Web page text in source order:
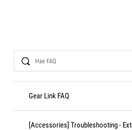
Search
Gear Link FAQ
[Accessories] Troubleshooting -